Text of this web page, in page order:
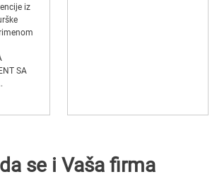
iz
SA
se i Vaša firma